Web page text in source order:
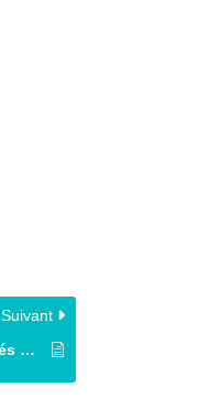
Suivant
Coupons de réduction pour les employés qui font appel à un baby-sitter